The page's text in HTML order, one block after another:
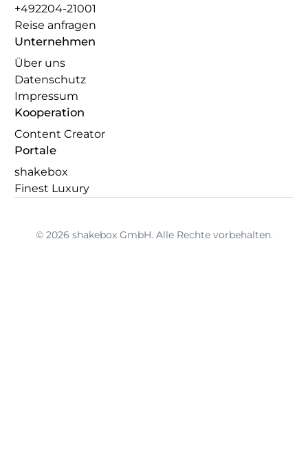
+492204-21001
Reise anfragen
Unternehmen
Über uns
Datenschutz
Impressum
Kooperation
Content Creator
Portale
shakebox
Finest Luxury
© 2026 shakebox GmbH. Alle Rechte vorbehalten.